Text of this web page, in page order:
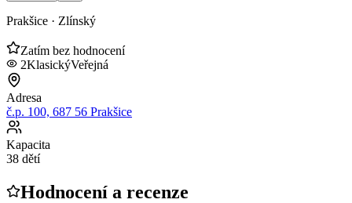
Prakšice · Zlínský
Zatím bez hodnocení
2KlasickýVeřejná
Adresa
č.p. 100, 687 56 Prakšice
Kapacita
38 dětí
Hodnocení a recenze